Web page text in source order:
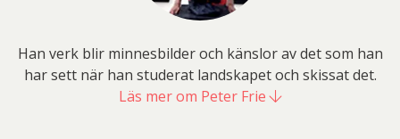
Han verk blir minnesbilder och känslor av det som han
har sett när han studerat landskapet och skissat det.
Läs mer om Peter Frie